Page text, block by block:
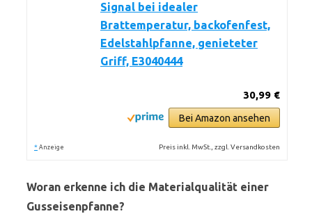
Signal bei idealer
Brattemperatur, backofenfest,
Edelstahlpfanne, genieteter
Griff, E3040444
30,99 €
Bei Amazon ansehen
* Anzeige Preis inkl. MwSt., zzgl. Versandkosten
Woran erkenne ich die Materialqualität einer
Gusseisenpfanne?